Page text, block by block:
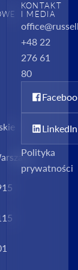
KONTAKT
I MEDIA
+48 22
276 61
80
LinkedIn
Polityka
prywatności